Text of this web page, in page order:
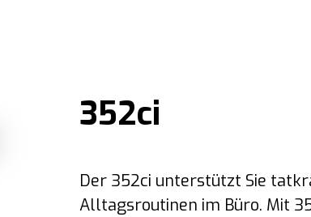
352ci
Der 352ci unterstützt Sie
Alltagsroutinen im Büro. Mit